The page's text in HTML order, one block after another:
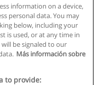
information on a device,
personal data. You may
below, including your
is used, or at any time in
be signaled to our
Más información sobre
to provide: